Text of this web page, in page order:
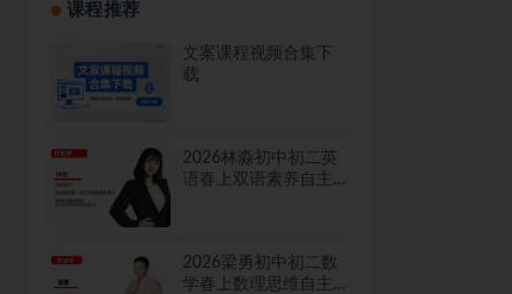
课程推荐
文案课程视频合集下
载
2026林淼初中初二英
语春上双语素养自主
2026梁勇初中初二数
学春上数理思维自主